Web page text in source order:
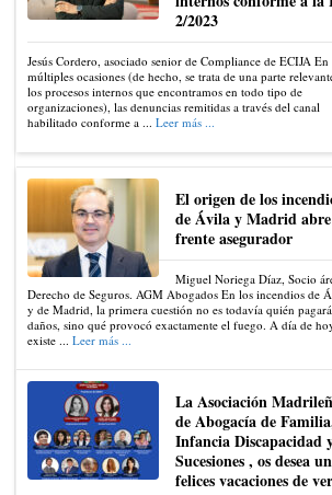
2/2023
Jesús Cordero, asociado senior de Compliance de ECIJA En
múltiples ocasiones (de hecho, se trata de una parte
los procesos internos que encontramos en todo tipo de
organizaciones), las denuncias remitidas a través del canal
habilitado conforme a ... Leer más ...
El origen de los
de Ávila y Madrid
frente asegurador
Miguel Noriega Díaz, Socio
Derecho de Seguros. AGM Abogados En los incendios de
y de Madrid, la primera cuestión no es todavía quién
daños, sino qué provocó exactamente el fuego. A día de
existe ... Leer más ...
La Asociación
de Abogacía de
Infancia Discapacidad
Sucesiones , os desea
felices vacaciones de